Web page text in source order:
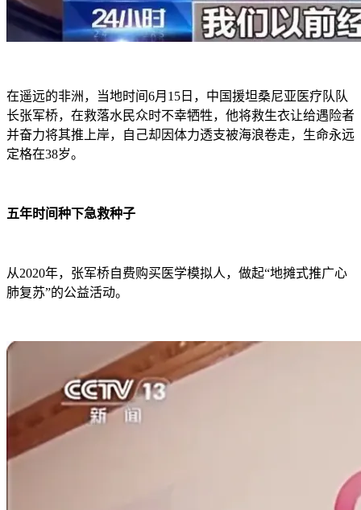
在遥远的非洲，当地时间6月15日，中国援坦桑尼亚医疗队队
长张军桥，在救落水民众时不幸牺牲，他将救生衣让给遇险者
并奋力将其推上岸，自己却因体力透支被海浪卷走，生命永远
定格在38岁。
五年时间种下急救种子
从2020年，张军桥自费购买医学模拟人，做起“地摊式推广心
肺复苏”的公益活动。